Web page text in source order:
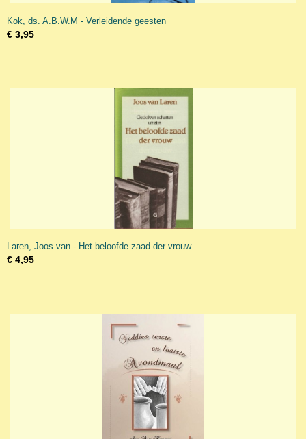
Kok, ds. A.B.W.M - Verleidende geesten
€ 3,95
Laren, Joos van - Het beloofde zaad der vrouw
€ 4,95